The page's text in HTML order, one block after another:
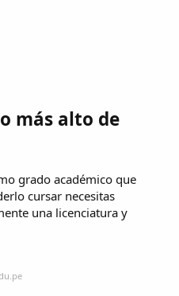
más alto de
grado académico que
cursar necesitas
una licenciatura y